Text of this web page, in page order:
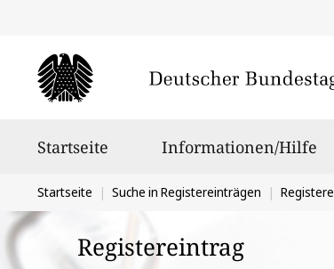
Startseite Informationen/Hilfe
Sie
befinden
sich
Startseite Suche in Registereinträgen
Registereintrag